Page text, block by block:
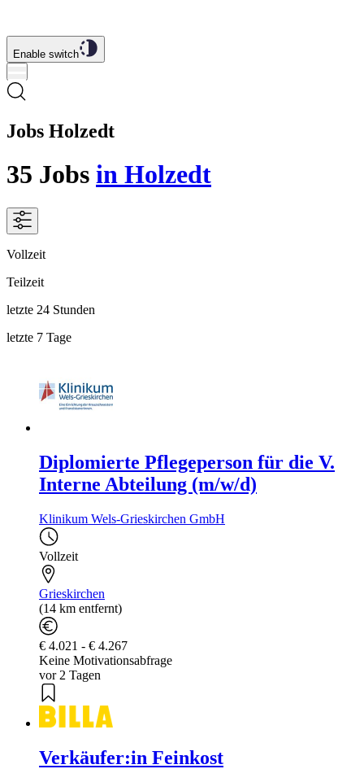
Enable switch
Jobs Holzedt
35 Jobs in Holzedt
Vollzeit
Teilzeit
letzte 24 Stunden
letzte 7 Tage
Diplomierte Pflegeperson für die V.
Interne Abteilung (m/w/d)
Klinikum Wels-Grieskirchen GmbH
Vollzeit
Grieskirchen
(14 km entfernt)
€ 4.021 - € 4.267
Keine Motivationsabfrage
vor 2 Tagen
Verkäufer:in Feinkost